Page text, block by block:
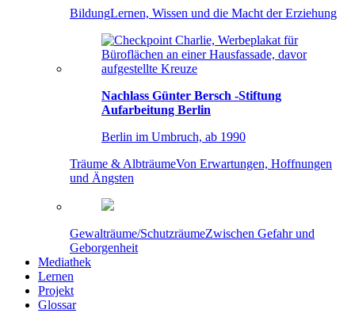
BildungLernen, Wissen und die Macht der Erziehung
Nachlass Günter Bersch -Stiftung
Aufarbeitung Berlin
Berlin im Umbruch, ab 1990
Träume & AlbträumeVon Erwartungen, Hoffnungen
und Ängsten
Gewalträume/SchutzräumeZwischen Gefahr und
Geborgenheit
Mediathek
Lernen
Projekt
Glossar